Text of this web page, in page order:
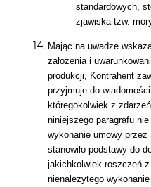
standardowych,
zjawiska tzw.
Mając na uwadze
założenia i
produkcji, Kontrahent
przyjmuje do
któregokolwiek z
niniejszego paragrafu
wykonanie umowy
stanowiło podstawy do
jakichkolwiek roszczeń
nienależytego